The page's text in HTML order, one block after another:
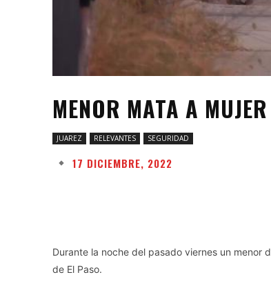
MENOR MATA A
JUAREZ RELEVANTES SEGURIDAD
17 DICIEMBRE, 2022
Durante la noche del pasado viernes un menor
de El Paso.